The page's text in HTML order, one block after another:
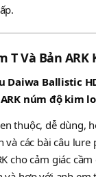
T Và Bản ARK
Daiwa Ballistic
ARK núm độ kim
thuộc, dễ dùng,
và các bài câu lure
cho cảm giác